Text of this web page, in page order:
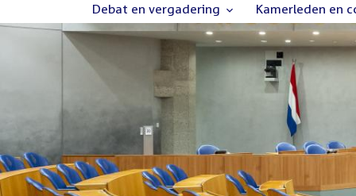
Debat en vergadering Kamerleden en